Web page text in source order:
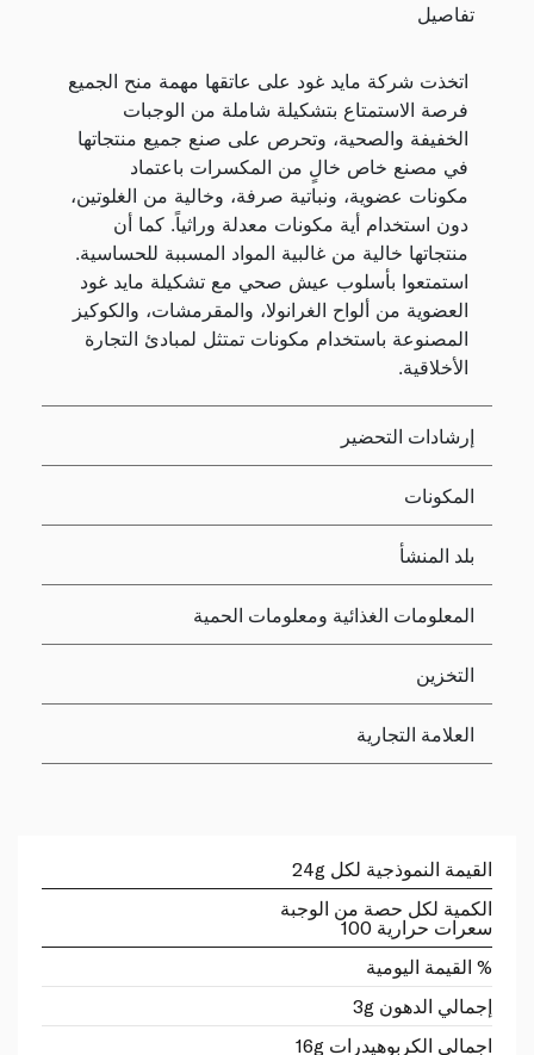
تفاصيل
اتخذت شركة مايد غود على عاتقها مهمة منح الجميع
فرصة الاستمتاع بتشكيلة شاملة من الوجبات
الخفيفة والصحية، وتحرص على صنع جميع منتجاتها
في مصنع خاص خالٍ من المكسرات باعتماد
مكونات عضوية، ونباتية صرفة، وخالية من الغلوتين،
دون استخدام أية مكونات معدلة وراثياً. كما أن
منتجاتها خالية من غالبية المواد المسببة للحساسية.
استمتعوا بأسلوب عيش صحي مع تشكيلة مايد غود
العضوية من ألواح الغرانولا، والمقرمشات، والكوكيز
المصنوعة باستخدام مكونات تمتثل لمبادئ التجارة
الأخلاقية.
إرشادات التحضير
المكونات
بلد المنشأ
المعلومات الغذائية ومعلومات الحمية
التخزين
العلامة التجارية
القيمة النموذجية لكل 24g
الكمية لكل حصة من الوجبة
سعرات حرارية 100
% القيمة اليومية
إجمالي الدهون 3g
اجمالي الكربوهيدرات 16g